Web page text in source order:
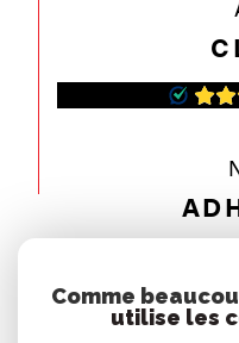
Comme
utilise les